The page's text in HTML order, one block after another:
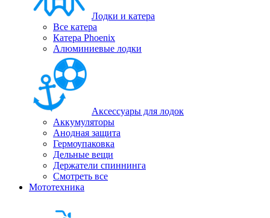
Лодки и катера
Все катера
Катера Phoenix
Алюминиевые лодки
Аксессуары для лодок
Аккумуляторы
Анодная защита
Гермоупаковка
Дельные вещи
Держатели спиннинга
Смотреть все
Мототехника